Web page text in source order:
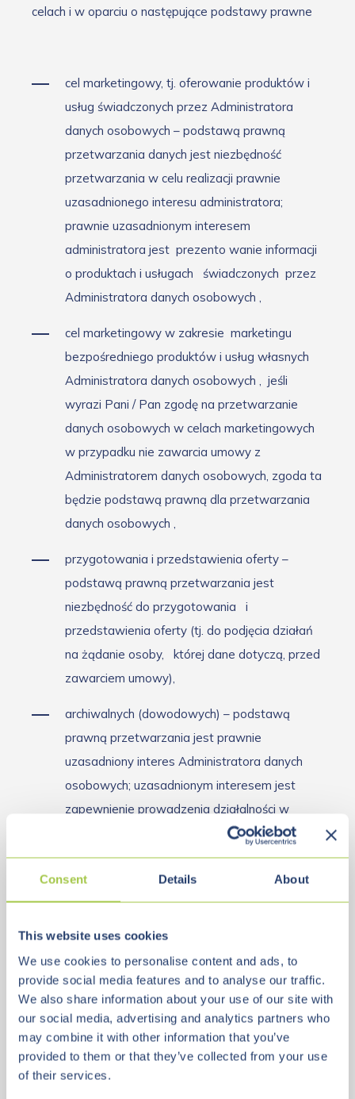
Consent Details About
This website uses cookies
We use cookies to personalise content and ads, to
provide social media features and to analyse our traffic.
We also share information about your use of our site with
our social media, advertising and analytics partners who
may combine it with other information that you’ve
provided to them or that they’ve collected from your use
of their services.
celach i w oparciu o następujące podstawy prawne
cel marketingowy, tj. oferowanie produktów i
usług świadczonych przez Administratora
danych osobowych – podstawą prawną
przetwarzania danych jest niezbędność
przetwarzania w celu realizacji prawnie
uzasadnionego interesu administratora;
prawnie uzasadnionym interesem
administratora jest prezento wanie informacji
o produktach i usługach
świadczonych przez
Administratora danych osobowych ,
cel marketingowy w zakresie marketingu
bezpośredniego produktów i usług własnych
Administratora danych osobowych , jeśli
wyrazi Pani / Pan zgodę na przetwarzanie
danych osobowych w celach marketingowych
w przypadku nie zawarcia umowy z
Administratorem danych osobowych, zgoda ta
będzie podstawą prawną dla przetwarzania
danych osobowych ,
przygotowania i przedstawienia oferty –
podstawą prawną przetwarzania jest
niezbędność do przygotowania
i
przedstawienia oferty (tj. do podjęcia działań
na żądanie osoby,
której dane dotyczą, przed
zawarciem umowy),
archiwalnych (dowodowych) – podstawą
prawną przetwarzania jest prawnie
uzasadniony interes Administratora danych
osobowych; uzasadnionym interesem jest
zapewnienie prowadzenia działalności w
sposób niezakłócony a także zabezpieczenie
się przed zarzutami.
Okres przechowywania danych
osobowych
Pani/Pana dane osobowe będą przetwarzane przez
Administratora danych osobowych przez okres
niezbędny do realizacji wskazanych powyżej
celów, jednak nie dłużej niż do momentu